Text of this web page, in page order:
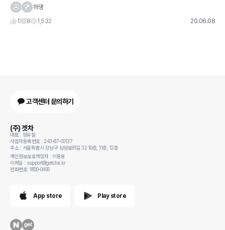
로 샀는데 두대다 운행하는날이 거의없어요. 운전도 거의 제가하니까 주말도 제가 타고싶
하댕
1
8 1,532 20.06.08
고객센터 문의하기
(주) 겟차
대표 : 정유철
사업자등록번호 : 243-87-00137
주소 : 서울특별시 강남구 삼성로91길 32 10층, 11층, 12층
개인정보보호책임자 : 이동용
이메일 : support@getcha.kr
전화번호: 1800-0456
App store Play store